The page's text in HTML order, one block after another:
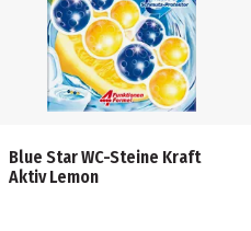
Blue Star WC-Steine Kraft
Aktiv Lemon